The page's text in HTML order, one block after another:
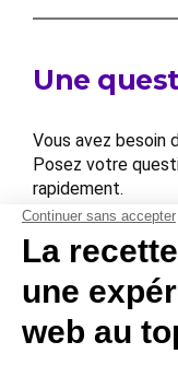
Une
Vous avez besoin
Posez votre
rapidement.
Contactez-